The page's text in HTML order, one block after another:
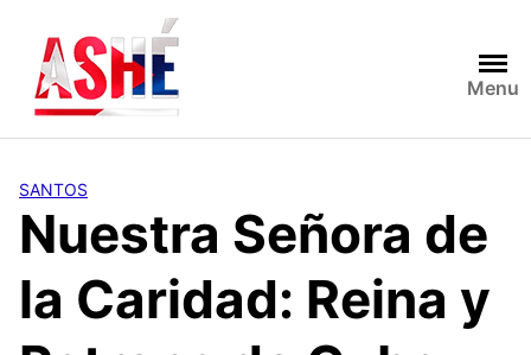
contenido
Menu
SANTOS
Nuestra Señora de
la Caridad: Reina y